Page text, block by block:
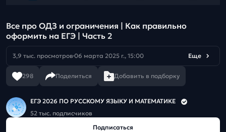
Все про ОДЗ и ограничения | Как правильно
оформить на ЕГЭ | Часть 2
3,9 тыс. просмотров 06 марта 2025 г., 15:00 Еще
298 Поделиться Добавить в подборку
ЕГЭ 2026 ПО РУССКОМУ ЯЗЫКУ И МАТЕМАТИКЕ
52 тыс. подписчиков
Подписаться